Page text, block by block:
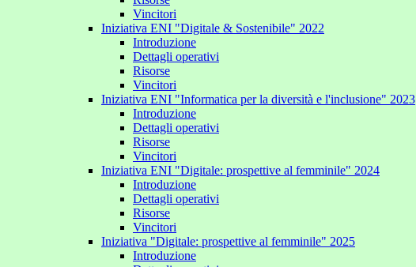
Vincitori
Iniziativa ENI "Digitale & Sostenibile" 2022
Introduzione
Dettagli operativi
Risorse
Vincitori
Iniziativa ENI "Informatica per la diversità e l'inclusione" 2023
Introduzione
Dettagli operativi
Risorse
Vincitori
Iniziativa ENI "Digitale: prospettive al femminile" 2024
Introduzione
Dettagli operativi
Risorse
Vincitori
Iniziativa "Digitale: prospettive al femminile" 2025
Introduzione